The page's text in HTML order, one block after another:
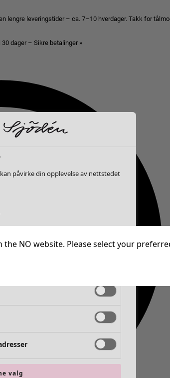
lengre leveringstider – ca. 7–10 hverdager. Takk for
dager – Sikre betalinger »
NO website. Please select your
påvirke din opplevelse av nettstedet
Alltid aktiv
valg